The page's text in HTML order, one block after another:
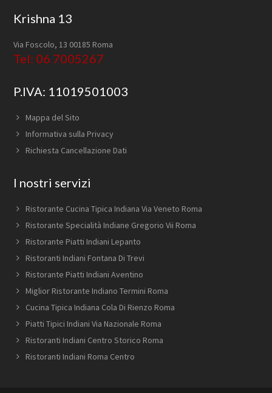
Footer
Krishna 13
Via Foscolo, 13 00185 Roma
Tel: 06 7005267
P.IVA: 11019501003
Mappa del Sito
Informativa sulla Privacy
Richiesta Cancellazione Dati
I nostri servizi
Ristorante Cucina Tipica Indiana Via Veneto Roma
Ristorante Specialità Indiane Gregorio Vii Roma
Ristorante Piatti Indiani Lepanto
Ristoranti Indiani Fontana Di Trevi
Ristorante Piatti Indiani Aventino
Miglior Ristorante Indiano Termini Roma
Cucina Tipica Indiana Cola Di Rienzo Roma
Piatti Tipici Indiani Via Nazionale Roma
Ristoranti Indiani Centro Storico Roma
Ristoranti Indiani Roma Centro